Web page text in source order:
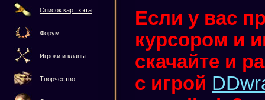
Список карт хэта
Форум
Игроки и кланы
Творчество
Если у вас
курсором и
скачайте и
с игрой